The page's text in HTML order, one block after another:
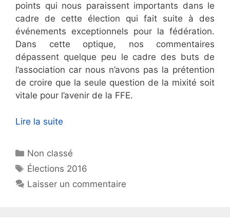
points qui nous paraissent importants dans le
cadre de cette élection qui fait suite à des
événements exceptionnels pour la fédération.
Dans cette optique, nos commentaires
dépassent quelque peu le cadre des buts de
l’association car nous n’avons pas la prétention
de croire que la seule question de la mixité soit
vitale pour l’avenir de la FFE.
Lire la suite
Catégories
Non classé
Étiquettes
Élections 2016
Laisser un commentaire